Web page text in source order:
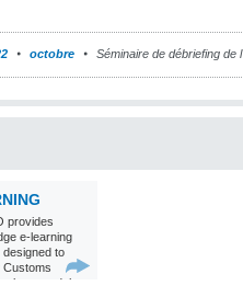
octobre Séminaire de débriefing de
provides
e-learning
designed to
Customs
around the